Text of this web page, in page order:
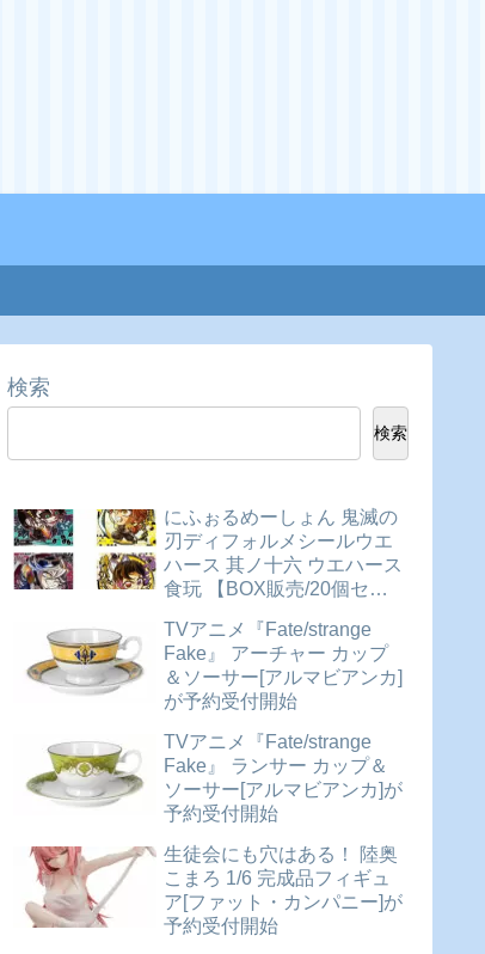
検索
検索
にふぉるめーしょん 鬼滅の
刃ディフォルメシールウエ
ハース 其ノ十六 ウエハース
食玩 【BOX販売/20個セッ
TVアニメ『Fate/strange
Fake』 アーチャー カップ
＆ソーサー[アルマビアンカ]
が予約受付開始
TVアニメ『Fate/strange
Fake』 ランサー カップ＆
ソーサー[アルマビアンカ]が
予約受付開始
生徒会にも穴はある！ 陸奥
こまろ 1/6 完成品フィギュ
ア[ファット・カンパニー]が
予約受付開始